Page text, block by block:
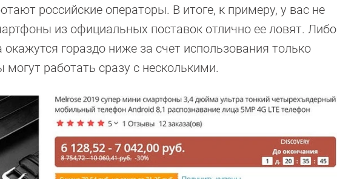
российские операторы. В итоге, к примеру, у вас не
из официальных поставок отлично ее ловят. Либо
гораздо ниже за счет использования только
работать сразу с несколькими.